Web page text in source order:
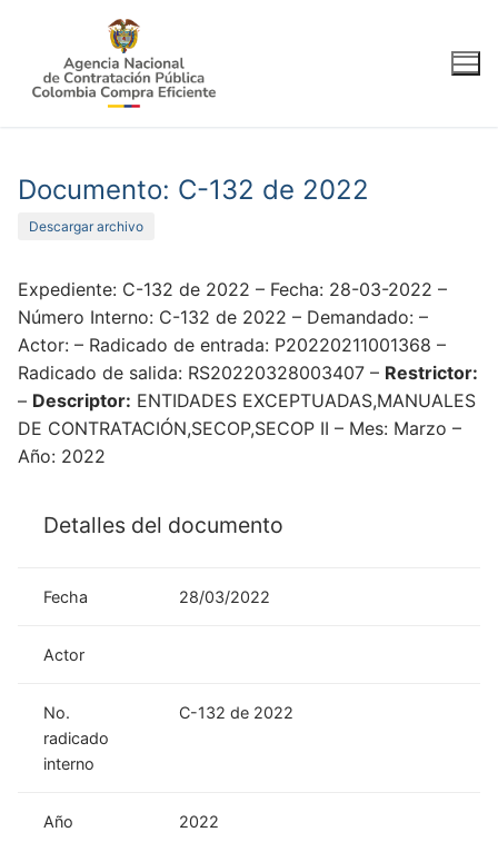
contenido
Documento: C-132 de 2022
Descargar archivo
Expediente: C-132 de 2022 – Fecha: 28-03-2022 –
Número Interno: C-132 de 2022 – Demandado: –
Actor: – Radicado de entrada: P20220211001368 –
Radicado de salida: RS20220328003407 – Restrictor:
– Descriptor: ENTIDADES EXCEPTUADAS,MANUALES
DE CONTRATACIÓN,SECOP,SECOP II – Mes: Marzo –
Año: 2022
Detalles del documento
Fecha 28/03/2022
Actor
No.
radicado
interno
C-132 de 2022
Año 2022